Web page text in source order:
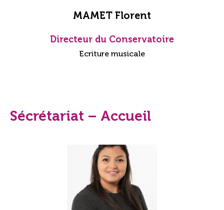
MAMET Florent
Directeur du Conservatoire
Ecriture musicale
Sécrétariat – Accueil